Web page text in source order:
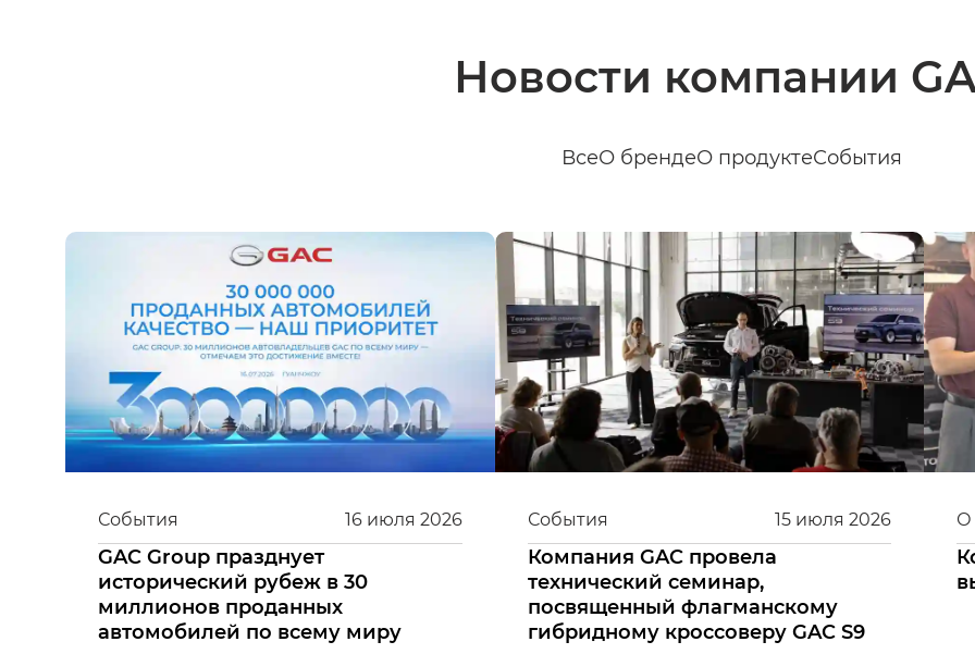
Новости компании
ВсеО брендеО продуктеСобытия
16 июля 2026
События
GAC Group празднует
исторический рубеж в 30
миллионов проданных
автомобилей по всему миру
15 июля 2026
События
Компания GAC провела
технический семинар,
посвященный флагманскому
гибридному кроссоверу GAC S9
О